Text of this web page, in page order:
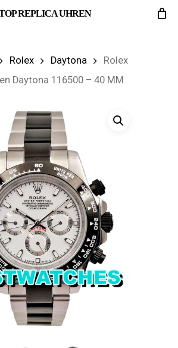
REPLICA UHREN
Rolex Daytona
Rolex
Daytona 116500 – 40 MM